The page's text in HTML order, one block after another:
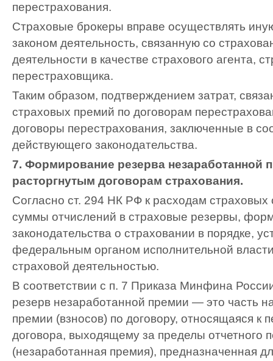
перестрахования.
Страховые брокеры вправе осуществлять
законом деятельность, связанную со
деятельности в качестве страхового агента,
перестраховщика.
Таким образом, подтверждением затрат,
страховых премий по договорам
договоры перестрахования, заключенные в
действующего законодательства.
7. Формирование резерва незаработанной
расторгнутым договорам страхования.
Согласно ст. 294 НК РФ к расходам страховых
суммы отчислений в страховые резервы,
законодательства о страховании в порядке,
федеральным органом исполнительной
страховой деятельностью.
В соответствии с п. 7 Приказа Минфина
резерв незаработанной премии — это часть
премии (взносов) по договору, относящаяся к
договора, выходящему за пределы отчетного
(незаработанная премия), предназначенная